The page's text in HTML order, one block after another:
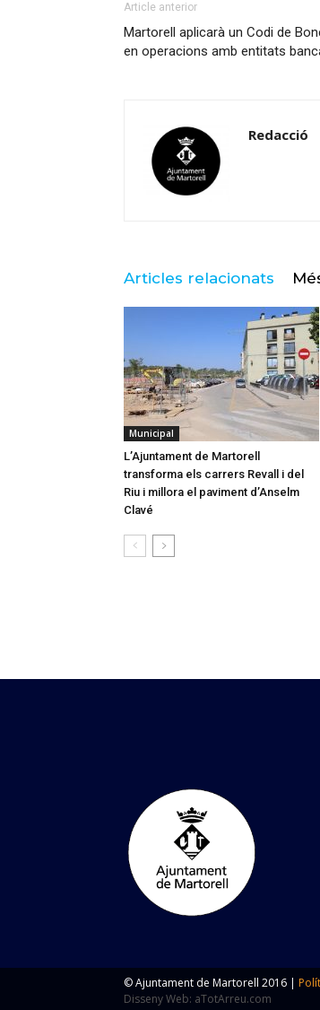
Article anterior
Martorell aplicarà un Codi de
en operacions amb entitats
Redacció
Articles relacionats
Municipal
L’Ajuntament de Martorell
transforma els carrers Revall i del
Riu i millora el paviment d’Anselm
Clavé
© Ajuntament de Martorell 2016 |
Disseny Web: aTotArreu.com